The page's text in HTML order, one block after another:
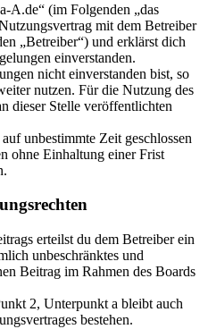
A.de“ (im Folgenden „das
mit dem Betreiber
„Betreiber“) und erklärst dich
einverstanden.
nicht einverstanden bist, so
nutzen. Für die Nutzung des
dieser Stelle veröffentlichten
unbestimmte Zeit geschlossen
ohne Einhaltung einer Frist
erteilst du dem Betreiber ein
unbeschränktes und
Beitrag im Rahmen des Boards
2, Unterpunkt a bleibt auch
bestehen.